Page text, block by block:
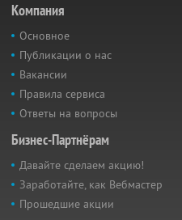
Компания
Основное
Публикации о нас
Вакансии
Правила сервиса
Ответы на вопросы
Бизнес-Партнёрам
Давайте сделаем акцию!
Заработайте, как Вебмастер
Прошедшие акции